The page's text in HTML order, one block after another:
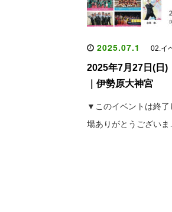
2025.07.1 02.イ
2025年7月27日(日)
｜伊勢原大神宮
▼このイベントは終了
場ありがとうございま